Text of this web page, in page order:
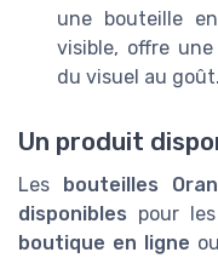
une bouteille
visible, offre une
du visuel au goût.
Un produit
Les bouteilles
disponibles pour
boutique en ligne